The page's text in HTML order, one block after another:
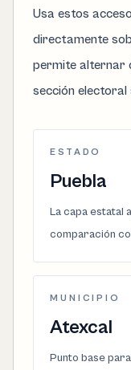
Usa estos
directamente
permite alternar
sección electoral
ESTADO
Puebla
La capa estatal
comparación
MUNICIPIO
Atexcal
Punto base